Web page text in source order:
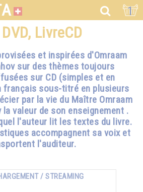
1
DVD, LivreCD
et inspirées d'Omraam
sur des thèmes toujours
sur CD (simples et en
français sous-titré en plusieurs
par la vie du Maître Omraam
la valeur de son enseignement .
l'auteur lit les textes du livre.
accompagnent sa voix et
l'auditeur.
/ STREAMING